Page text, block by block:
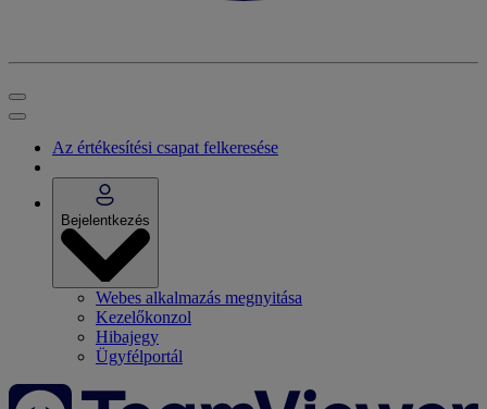
Az értékesítési csapat felkeresése
Bejelentkezés
Webes alkalmazás megnyitása
Kezelőkonzol
Hibajegy
Ügyfélportál